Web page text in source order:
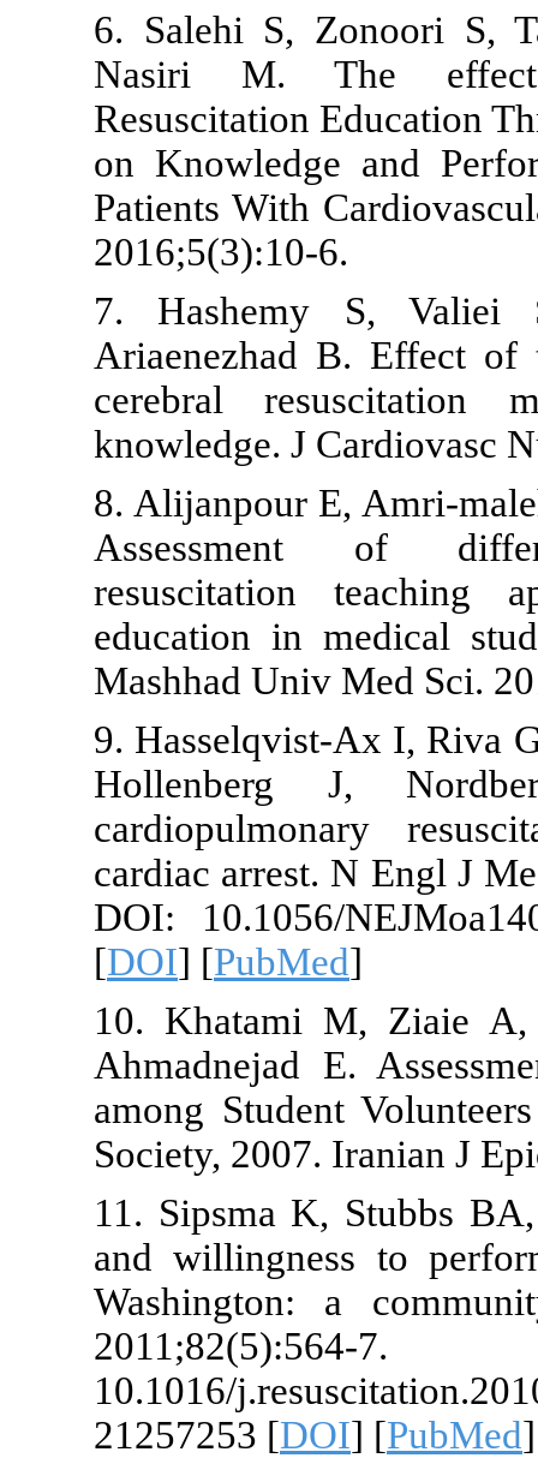
6. Salehi S,
Nasiri M.
Resuscitation
on
Patients With
2016;5(3):10-
7.
cerebral
knowledge. J
8. Alijanpour
education
Mashhad
9.
cardiac
DOI:
[DOI
10.
among
Society,
11. Sipsma
and
10.1016/
21257253 [